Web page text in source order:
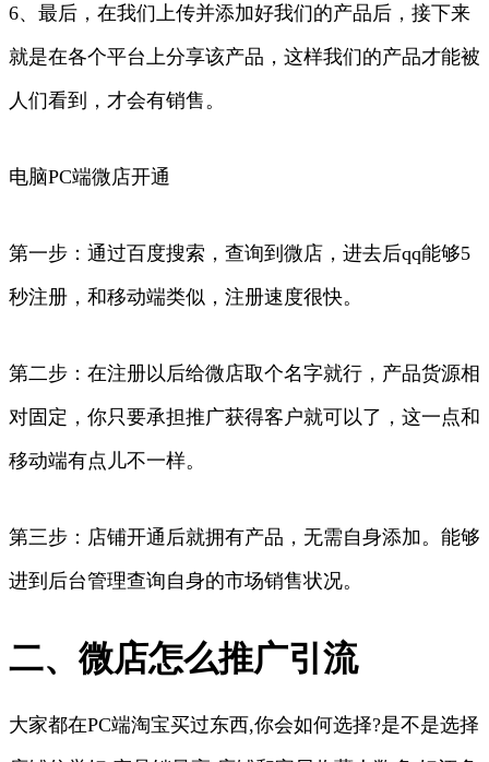
6、最后，在我们上传并添加好我们的产品后，接下来
就是在各个平台上分享该产品，这样我们的产品才能被
人们看到，才会有销售。
电脑PC端微店开通
第一步：通过百度搜索，查询到微店，进去后qq能够5
秒注册，和移动端类似，注册速度很快。
第二步：在注册以后给微店取个名字就行，产品货源相
对固定，你只要承担推广获得客户就可以了，这一点和
移动端有点儿不一样。
第三步：店铺开通后就拥有产品，无需自身添加。能够
进到后台管理查询自身的市场销售状况。
二、微店怎么推广引流
大家都在PC端淘宝买过东西,你会如何选择?是不是选择